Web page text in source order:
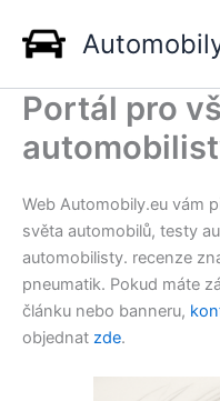
obsah
Portál pro
Web Automobily.eu vám
světa automobilů, testy
automobilisty. recenze
pneumatik. Pokud máte
článku nebo banneru,
objednat zde.